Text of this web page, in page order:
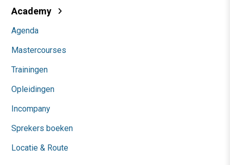
Academy
Agenda
Mastercourses
Trainingen
Opleidingen
Incompany
Sprekers boeken
Locatie & Route